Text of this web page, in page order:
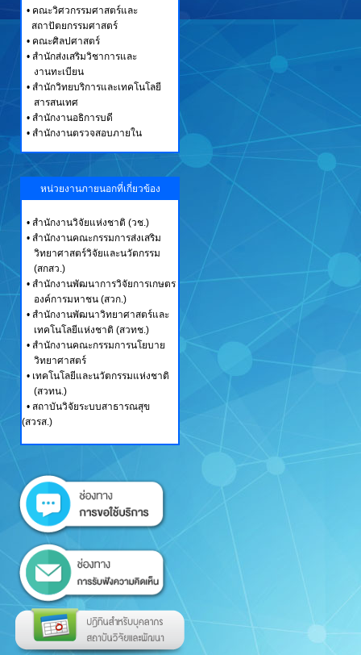
• คณะวิศวกรรมศาสตร์และ
สถาปัตยกรรมศาสตร์
• คณะศิลปศาสตร์
• สำนักส่งเสริมวิชาการและ
งานทะเบียน
• สำนักวิทยบริการและเทคโนโลยี
สารสนเทศ
• สำนักงานอธิการบดี
• สำนักงานตรวจสอบภายใน
หน่วยงานภายนอกที่เกี่ยวข้อง
• สำนักงานวิจัยแห่งชาติ (วช.)
• สำนักงานคณะกรรมการส่งเสริม
วิทยาศาสตร์วิจัยและนวัตกรรม
(สกสว.)
• สำนักงานพัฒนาการวิจัยการเกษตร
องค์การมหาชน (สวก.)
• สำนักงานพัฒนาวิทยาศาสตร์และ
เทคโนโลยีแห่งชาติ (สวทช.)
• สำนักงานคณะกรรมการนโยบาย
วิทยาศาสตร์
• เทคโนโลยีและนวัตกรรมแห่งชาติ
(สวทน.)
• สถาบันวิจัยระบบสาธารณสุข
(สวรส.)